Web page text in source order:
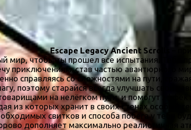
Escape Legacy Ancient Scrolls
–
мир, чтобы ты прошел все испытания. Тебе
приключениям, став частью
справляясь со сложностями на пути,
поэтому старайся всегда улучшать свои
на нелёгком пути, и помогут
из которых хранит в своих стенах особый
свитков и способа побега у тебя
дополняет максимально реалистичная